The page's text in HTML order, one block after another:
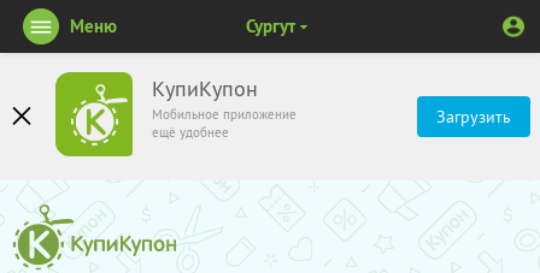
КупиКупон
Мобильное приложение
ещё удобнее
Загрузить
Меню Сургут